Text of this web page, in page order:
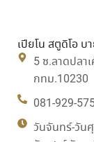
เปียโน สตูดิโอ บ
5 ซ.ลาดปลา
กทม.10230
081-929-
วันจันทร์-วัน